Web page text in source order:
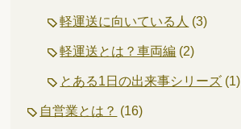
軽運送に向いている人 (3)
軽運送とは？車両編 (2)
とある1日の出来事シリーズ (1)
自営業とは？ (16)